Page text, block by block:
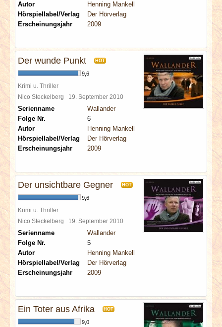
Autor
Henning Mankell
Hörspiellabel/Verlag
Der Hörverlag
Erscheinungsjahr
2009
Der wunde Punkt HOT
9,6
Krimi u. Thriller
Nico Steckelberg 19. September 2010
Serienname
Wallander
Folge Nr.
6
Autor
Henning Mankell
Hörspiellabel/Verlag
Der Hörverlag
Erscheinungsjahr
2009
Der unsichtbare Gegner HOT
9,6
Krimi u. Thriller
Nico Steckelberg 19. September 2010
Serienname
Wallander
Folge Nr.
5
Autor
Henning Mankell
Hörspiellabel/Verlag
Der Hörverlag
Erscheinungsjahr
2009
Ein Toter aus Afrika HOT
9,0